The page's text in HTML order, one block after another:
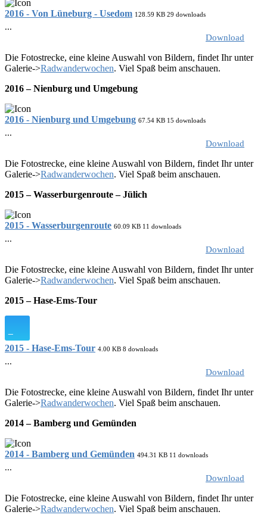
2016 - Von Lüneburg - Usedom 128.59 KB 29 downloads
...
Download
Die Fotostrecke, eine kleine Auswahl von Bildern, findet Ihr unter
Galerie->Radwanderwochen. Viel Spaß beim anschauen.
2016 – Nienburg und Umgebung
2016 - Nienburg und Umgebung 67.54 KB 15 downloads
...
Download
Die Fotostrecke, eine kleine Auswahl von Bildern, findet Ihr unter
Galerie->Radwanderwochen. Viel Spaß beim anschauen.
2015 – Wasserburgenroute – Jülich
2015 - Wasserburgenroute 60.09 KB 11 downloads
...
Download
Die Fotostrecke, eine kleine Auswahl von Bildern, findet Ihr unter
Galerie->Radwanderwochen. Viel Spaß beim anschauen.
2015 – Hase-Ems-Tour
2015 - Hase-Ems-Tour 4.00 KB 8 downloads
...
Download
Die Fotostrecke, eine kleine Auswahl von Bildern, findet Ihr unter
Galerie->Radwanderwochen. Viel Spaß beim anschauen.
2014 – Bamberg und Gemünden
2014 - Bamberg und Gemünden 494.31 KB 11 downloads
...
Download
Die Fotostrecke, eine kleine Auswahl von Bildern, findet Ihr unter
Galerie->Radwanderwochen. Viel Spaß beim anschauen.